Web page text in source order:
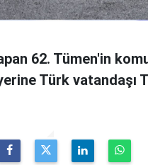
62. Tümen'in
Türk vatandaşı